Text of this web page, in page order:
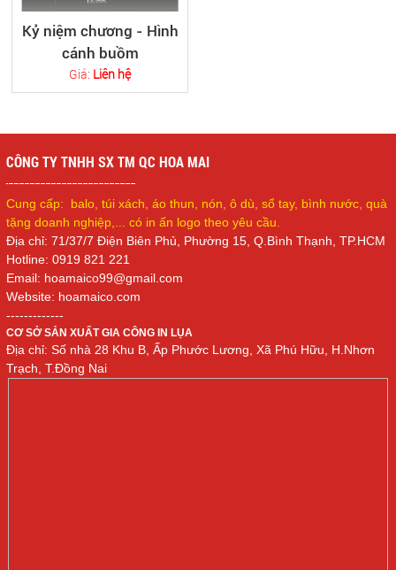
Kỷ niệm chương - Hình
cánh buồm
Giá: Liên hệ
CÔNG TY TNHH SX TM QC HOA MAI
Cung cấp: balo, túi xách, áo thun, nón, ô dù, sổ tay, bình nước, quà
tặng doanh nghiệp,... có in ấn logo theo yêu cầu.
Địa chỉ: 71/37/7 Điện Biên Phủ, Phường 15, Q.Bình Thạnh, TP.HCM
Hotline: 0919 821 221
Email: hoamaico99@gmail.com
Website: hoamaico.com
-------------
CƠ SỞ SẢN XUẤT GIA CÔNG IN LỤA
Địa chỉ: Số nhà 28 Khu B, Ấp Phước Lương, Xã Phú Hữu, H.Nhơn
Trạch, T.Đồng Nai